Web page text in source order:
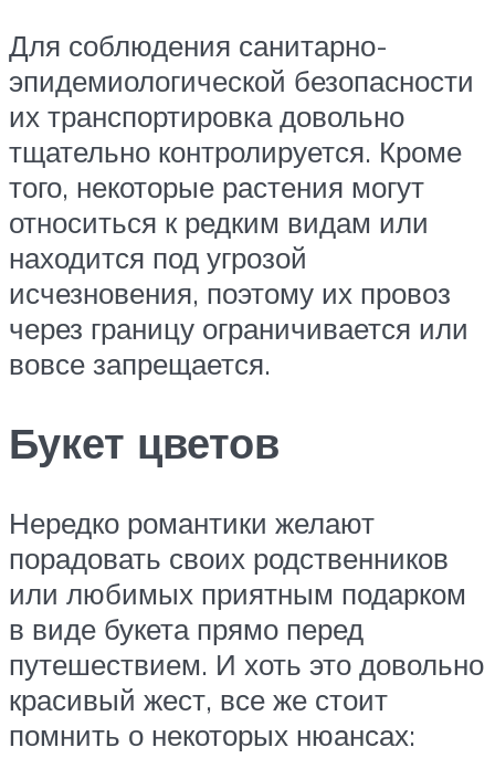
Для соблюдения санитарно-
эпидемиологической безопасности
их транспортировка довольно
тщательно контролируется. Кроме
того, некоторые растения могут
относиться к редким видам или
находится под угрозой
исчезновения, поэтому их провоз
через границу ограничивается или
вовсе запрещается.
Букет цветов
Нередко романтики желают
порадовать своих родственников
или любимых приятным подарком
в виде букета прямо перед
путешествием. И хоть это довольно
красивый жест, все же стоит
помнить о некоторых нюансах: